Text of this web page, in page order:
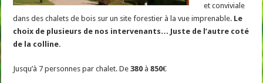
et conviviale
dans des chalets de bois sur un site forestier à la vue imprenable. Le
choix de plusieurs de nos intervenants… Juste de l’autre coté
de la colline.
Jusqu’à 7 personnes par chalet. De380 à850€